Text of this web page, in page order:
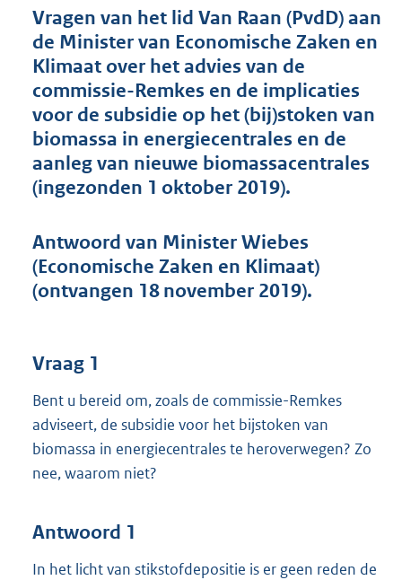
n
d
s
g
r
o
t
t
e
:
1
b
Vragen van het lid Van Raan (PvdD) aan
de Minister van Economische Zaken en
Klimaat over het advies van de
commissie-Remkes en de implicaties
voor de subsidie op het (bij)stoken van
biomassa in energiecentrales en de
aanleg van nieuwe biomassacentrales
(ingezonden 1 oktober 2019).
Antwoord van Minister Wiebes
(Economische Zaken en Klimaat)
(ontvangen 18 november 2019).
Vraag 1
Bent u bereid om, zoals de commissie-Remkes
adviseert, de subsidie voor het bijstoken van
biomassa in energiecentrales te heroverwegen? Zo
nee, waarom niet?
Antwoord 1
In het licht van stikstofdepositie is er geen reden de